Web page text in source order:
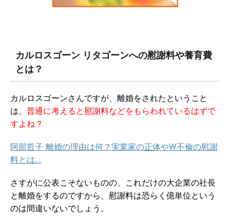
カルロスゴーン リタゴーンへの慰謝料や養育費
とは？
カルロスゴーンさんですが、離婚をされたということ
は、 普通に考えると慰謝料などをもらわれているはずで
すよね？
阿部哲子 離婚の理由は何？実業家の正体やW不倫の慰謝
料とは…
さすがに公表こそないものの、これだけの大企業の社長
と離婚をするのですから、慰謝料は恐らく億単位という
のは間違いないでしょう。